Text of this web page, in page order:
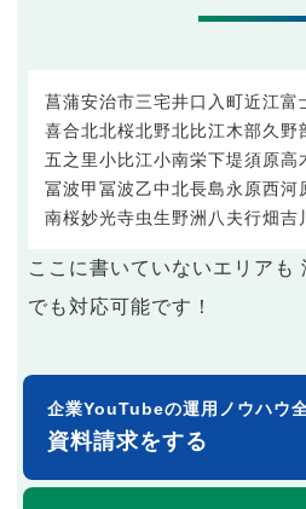
菖蒲安治市三宅井口 入町近江富
喜合北北桜北野北比江木部久野
五之里小比江小南栄下堤須原高
冨波甲冨波乙中北長島永原西河
南桜妙光寺虫生野洲 八夫行畑吉
ここに書いていないエリアも
でも対応可能です！
企業YouTubeの運用ノウハウ
資料請求をする